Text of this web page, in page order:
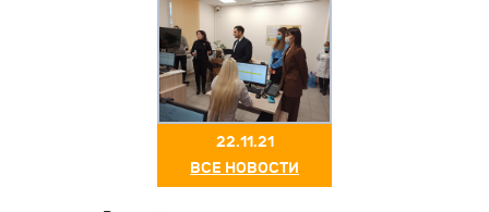
22.11.21
ВСЕ НОВОСТИ